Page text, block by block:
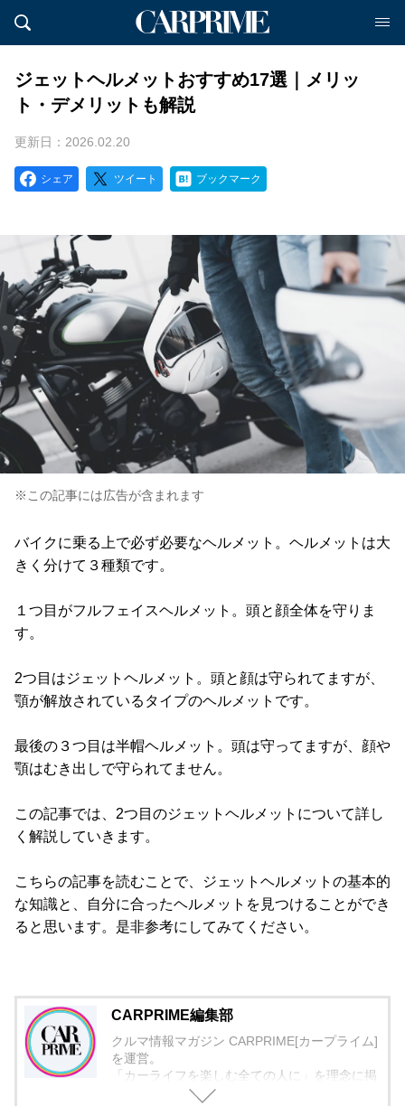
ジェットヘルメットおすすめ17選｜メリッ
ト・デメリットも解説
更新日：2026.02.20
シェア ツイート ブックマーク
※この記事には広告が含まれます
バイクに乗る上で必ず必要なヘルメット。ヘルメットは大
きく分けて３種類です。
１つ目がフルフェイスヘルメット。頭と顔全体を守りま
す。
2つ目はジェットヘルメット。頭と顔は守られてますが、
顎が解放されているタイプのヘルメットです。
最後の３つ目は半帽ヘルメット。頭は守ってますが、顔や
顎はむき出しで守られてません。
この記事では、2つ目のジェットヘルメットについて詳し
く解説していきます。
こちらの記事を読むことで、ジェットヘルメットの基本的
な知識と、自分に合ったヘルメットを見つけることができ
ると思います。是非参考にしてみてください。
CARPRIME編集部
クルマ情報マガジン CARPRIME[カープライム]
を運営。
「カーライフを楽しむ全ての人に」を理念に掲
げ、編集に取り組んでいます。